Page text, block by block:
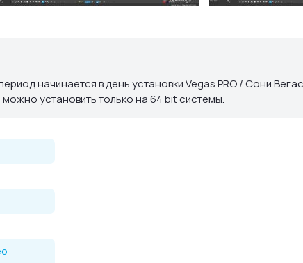
начинается в день установки Vegas PRO / Сони
можно установить только на 64 bit системы.